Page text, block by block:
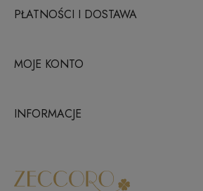
PŁATNOŚCI I DOSTAWA
MOJE KONTO
INFORMACJE